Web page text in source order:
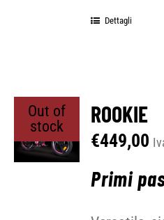
Dettagli
Out of
stock
ROOKIE
€449,00
Primi